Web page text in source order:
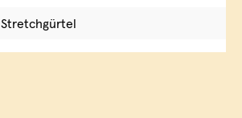
Stretchgürtel